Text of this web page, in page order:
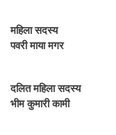
महिला सदस्य
पवरी माया मगर
दलित महिला सदस्य
भीम कुमारी कामी